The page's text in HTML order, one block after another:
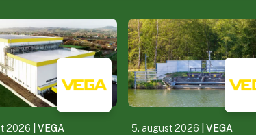
2026 | VEGA 5. august 2026 | VEGA